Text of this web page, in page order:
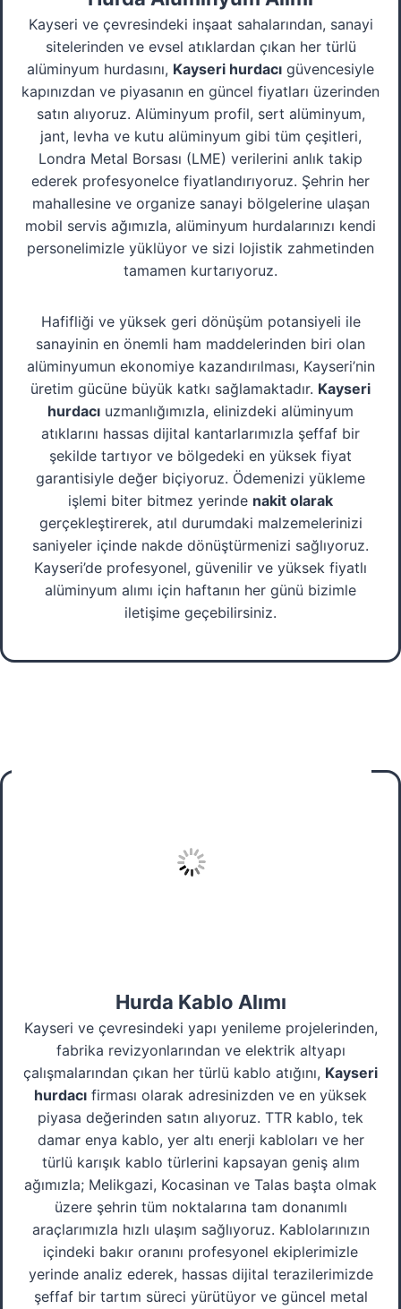
Kayseri ve çevresindeki inşaat sahalarından, sanayi
sitelerinden ve evsel atıklardan çıkan her türlü
alüminyum hurdasını, Kayseri hurdacı güvencesiyle
kapınızdan ve piyasanın en güncel fiyatları üzerinden
satın alıyoruz. Alüminyum profil, sert alüminyum,
jant, levha ve kutu alüminyum gibi tüm çeşitleri,
Londra Metal Borsası (LME) verilerini anlık takip
ederek profesyonelce fiyatlandırıyoruz. Şehrin her
mahallesine ve organize sanayi bölgelerine ulaşan
mobil servis ağımızla, alüminyum hurdalarınızı kendi
personelimizle yüklüyor ve sizi lojistik zahmetinden
tamamen kurtarıyoruz.
Hafifliği ve yüksek geri dönüşüm potansiyeli ile
sanayinin en önemli ham maddelerinden biri olan
alüminyumun ekonomiye kazandırılması, Kayseri’nin
üretim gücüne büyük katkı sağlamaktadır. Kayseri
hurdacı uzmanlığımızla, elinizdeki alüminyum
atıklarını hassas dijital kantarlarımızla şeffaf bir
şekilde tartıyor ve bölgedeki en yüksek fiyat
garantisiyle değer biçiyoruz. Ödemenizi yükleme
işlemi biter bitmez yerinde nakit olarak
gerçekleştirerek, atıl durumdaki malzemelerinizi
saniyeler içinde nakde dönüştürmenizi sağlıyoruz.
Kayseri’de profesyonel, güvenilir ve yüksek fiyatlı
alüminyum alımı için haftanın her günü bizimle
iletişime geçebilirsiniz.
Hurda Kablo Alımı
Kayseri ve çevresindeki yapı yenileme projelerinden,
fabrika revizyonlarından ve elektrik altyapı
çalışmalarından çıkan her türlü kablo atığını, Kayseri
hurdacı firması olarak adresinizden ve en yüksek
piyasa değerinden satın alıyoruz. TTR kablo, tek
damar enya kablo, yer altı enerji kabloları ve her
türlü karışık kablo türlerini kapsayan geniş alım
ağımızla; Melikgazi, Kocasinan ve Talas başta olmak
üzere şehrin tüm noktalarına tam donanımlı
araçlarımızla hızlı ulaşım sağlıyoruz. Kablolarınızın
içindeki bakır oranını profesyonel ekiplerimizle
yerinde analiz ederek, hassas dijital terazilerimizde
şeffaf bir tartım süreci yürütüyor ve güncel metal